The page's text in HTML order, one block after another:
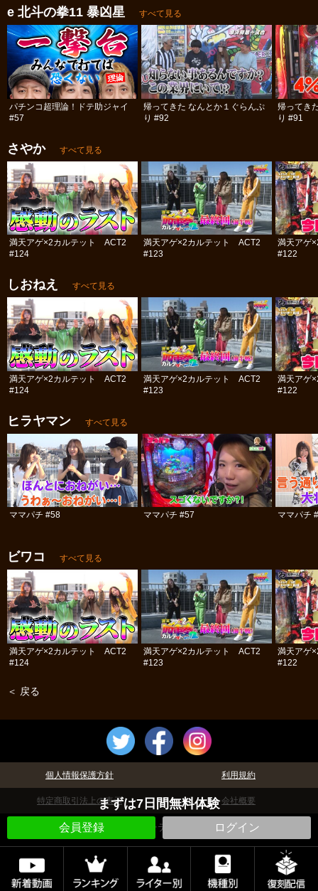
まずは7日間無料体験
会員登録 ログイン
e 北斗の拳11 暴凶星 すべて見る
パチンコ超理論！ドテ助ジャイ
#57
帰ってきた なんとか１ぐらんぷ
り #92
帰ってき
り #91
さやか すべて見る
満天アゲ×2カルテット ACT2
#124
満天アゲ×2カルテット ACT2
#123
満天アゲ
#122
しおねえ すべて見る
満天アゲ×2カルテット ACT2
#124
満天アゲ×2カルテット ACT2
#123
満天アゲ
#122
ヒラヤマン すべて見る
ママパチ #58 ママパチ #57 ママパチ
ビワコ すべて見る
満天アゲ×2カルテット ACT2
#124
満天アゲ×2カルテット ACT2
#123
満天アゲ
#122
＜ 戻る
個人情報保護方針 利用規約
特定商取引法上の表示 会社概要
©パチテレ！